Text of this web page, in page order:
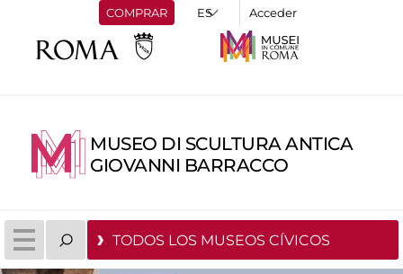
COMPRAR Acceder
MUSEO DI SCULTURA ANTICA
GIOVANNI BARRACCO
TODOS LOS MUSEOS CÍVICOS